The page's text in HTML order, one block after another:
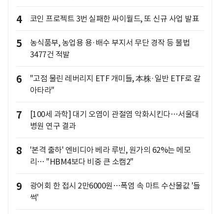
4 코인 프로젝트 3번 실패한 싸이월드, 또 신규 사업 발표
5
농식품부, 농업용 용·배수 부지서 무단 경작 등 불법
3477건 적발
6
"고점 물린 레버리지 ETF 개미들, 本株·일반 ETF로 갈
아타라"
7
[100세 과학] 대기 오염이 관절염 악화시킨다…서울대
병원 연구 결과
8
'본격 출하' 엔비디아 베라 루빈, 원가의 62%는 메모
리… "HBM4보다 비중 큰 소캠2"
9
광어회 한 접시 2만6000원…폭염 속 마트 수산물값 '들
썩'